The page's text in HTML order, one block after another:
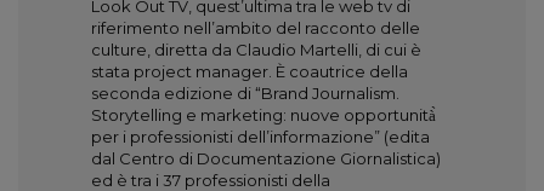
Look Out TV, quest’ultima tra le web tv di
riferimento nell’ambito del racconto delle
culture, diretta da Claudio Martelli, di cui è
stata project manager. È coautrice della
seconda edizione di “Brand Journalism.
Storytelling e marketing: nuove opportunità̀
per i professionisti dell’informazione” (edita
dal Centro di Documentazione Giornalistica)
ed è tra i 37 professionisti della